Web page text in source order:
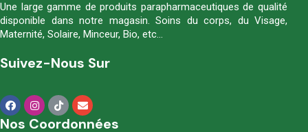
Une large gamme de produits parapharmaceutiques de qualité
disponible dans notre magasin. Soins du corps, du Visage,
Maternité, Solaire, Minceur, Bio, etc…
Suivez-Nous Sur
Nos Coordonnées